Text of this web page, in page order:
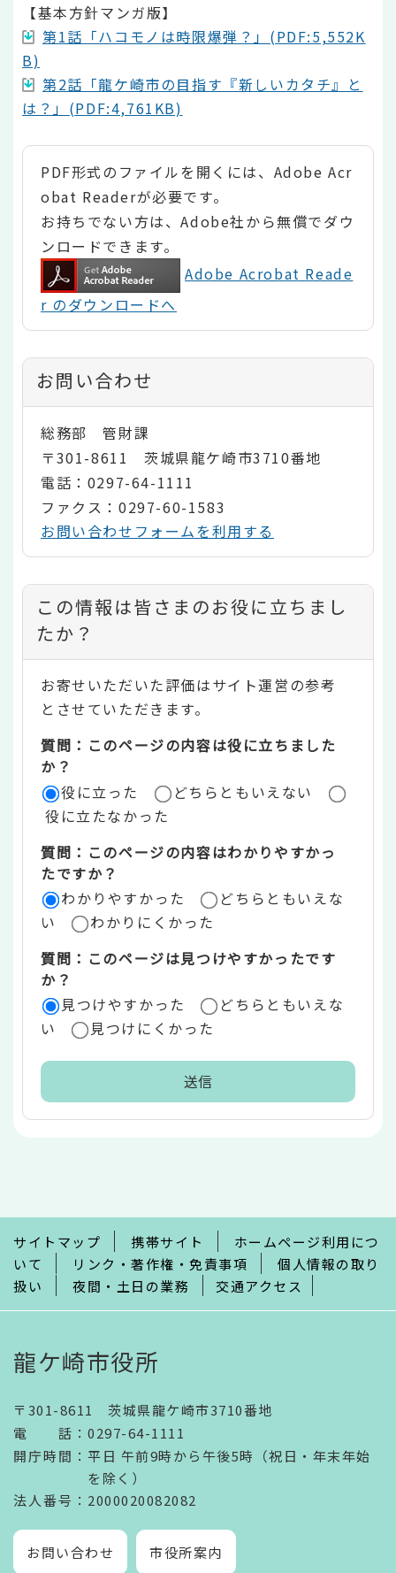
【基本方針マンガ版】
第1話「ハコモノは時限爆弾？」(PDF:5,552K
B)
第2話「龍ケ崎市の目指す『新しいカタチ』と
は？」(PDF:4,761KB)
PDF形式のファイルを開くには、Adobe Acr
obat Readerが必要です。
お持ちでない方は、Adobe社から無償でダウ
ンロードできます。
Adobe Acrobat Reade
r のダウンロードへ
お問い合わせ
総務部 管財課
〒301-8611 茨城県龍ケ崎市3710番地
電話：0297-64-1111
ファクス：0297-60-1583
お問い合わせフォームを利用する
コ
ン
テ
ン
ツ
評
価
リ
ア
この情報は皆さまのお役に立ちまし
たか？
お寄せいただいた評価はサイト運営の参考
とさせていただきます。
質問：このページの内容は役に立ちました
か？
役に立った
どちらともいえない
役に立たなかった
質問：このページの内容はわかりやすかっ
たですか？
わかりやすかった
どちらともいえな
い
わかりにくかった
質問：このページは見つけやすかったです
か？
見つけやすかった
どちらともいえな
い
見つけにくかった
で
サイトマップ 携帯サイト
ホームページ利用につ
いて
リンク・著作権・免責事項
個人情報の取り
扱い
夜間・土日の業務 交通アクセス
龍ケ崎市役所
〒301-8611 茨城県龍ケ崎市3710番地
電話 ： 0297-64-1111
開庁時間 ： 平日 午前9時から午後5時（祝日・年末年始
を除く）
法人番号 ：2000020082082
お問い合わせ 市役所案内